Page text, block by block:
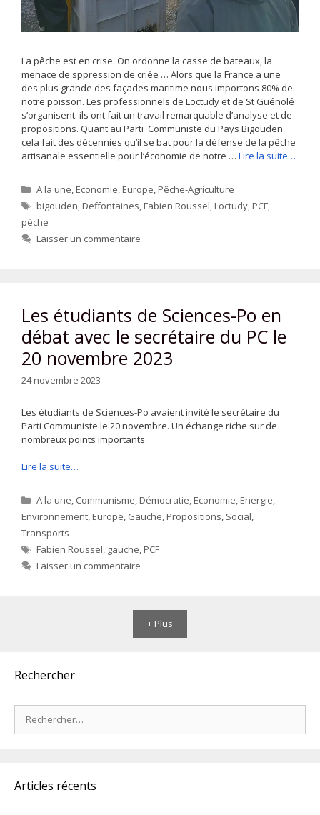
La pêche est en crise. On ordonne la casse de bateaux, la
menace de sppression de criée … Alors que la France a une
des plus grande des façades maritime nous importons 80% de
notre poisson. Les professionnels de Loctudy et de St Guénolé
s’organisent. ils ont fait un travail remarquable d’analyse et de
propositions. Quant au Parti Communiste du Pays Bigouden
cela fait des décennies qu’il se bat pour la défense de la pêche
artisanale essentielle pour l’économie de notre … Lire la suite…
Catégories
A la une,Economie,Europe,Pêche-Agriculture
Étiquettes
bigouden,Deffontaines,Fabien Roussel,Loctudy,PCF,
pêche
Laisser un commentaire
Les étudiants de Sciences-Po en
débat avec le secrétaire du PC le
20 novembre 2023
24 novembre 2023
Les étudiants de Sciences-Po avaient invité le secrétaire du
Parti Communiste le 20 novembre. Un échange riche sur de
nombreux points importants.
Lire la suite…
Catégories
A la une, Communisme,Démocratie,Economie,Energie,
Environnement,Europe, Gauche,Propositions, Social,
Transports
Étiquettes
Fabien Roussel, gauche,PCF
Laisser un commentaire
+ Plus
Rechercher
Articles récents